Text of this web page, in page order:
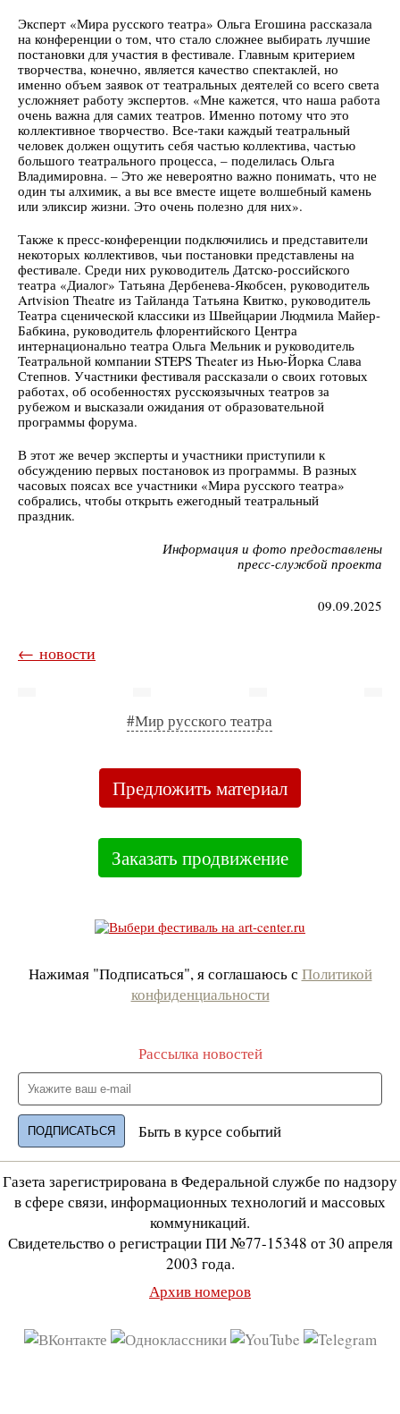
Эксперт «Мира русского театра» Ольга Егошина рассказала
на конференции о том, что стало сложнее выбирать лучшие
постановки для участия в фестивале. Главным критерием
творчества, конечно, является качество спектаклей, но
именно объем заявок от театральных деятелей со всего света
усложняет работу экспертов. «Мне кажется, что наша работа
очень важна для самих театров. Именно потому что это
коллективное творчество. Все-таки каждый театральный
человек должен ощутить себя частью коллектива, частью
большого театрального процесса, – поделилась Ольга
Владимировна. – Это же невероятно важно понимать, что не
один ты алхимик, а вы все вместе ищете волшебный камень
или эликсир жизни. Это очень полезно для них».
Также к пресс-конференции подключились и представители
некоторых коллективов, чьи постановки представлены на
фестивале. Среди них руководитель Датско-российского
театра «Диалог» Татьяна Дербенева-Якобсен, руководитель
Artvision Theatre из Тайланда Татьяна Квитко, руководитель
Театра сценической классики из Швейцарии Людмила Майер-
Бабкина, руководитель флорентийского Центра
интернационально театра Ольга Мельник и руководитель
Театральной компании STEPS Theater из Нью-Йорка Слава
Степнов. Участники фестиваля рассказали о своих готовых
работах, об особенностях русскоязычных театров за
рубежом и высказали ожидания от образовательной
программы форума.
В этот же вечер эксперты и участники приступили к
обсуждению первых постановок из программы. В разных
часовых поясах все участники «Мира русского театра»
собрались, чтобы открыть ежегодный театральный
праздник.
Информация и фото предоставлены
пресс-службой проекта
09.09.2025
← новости
#Мир русского театра
Предложить материал
Заказать продвижение
Нажимая "Подписаться", я соглашаюсь с Политикой
конфиденциальности
Рассылка новостей
Быть в курсе событий
Газета зарегистрирована в Федеральной службе по надзору
в сфере связи, информационных технологий и массовых
коммуникаций.
Свидетельство о регистрации ПИ №77-15348 от 30 апреля
2003 года.
Архив номеров